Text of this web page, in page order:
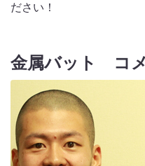
ださい！
金属バット コ